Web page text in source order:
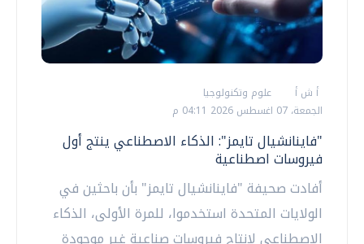
أ ش أ
علوم وتكنولوجيا
الجمعة، 07 اغسطس 2026 04:11 م
"فاينانشيال تايمز": الذكاء الاصطناعي ينتج أول
فيروسات اصطناعية
أفادت صحيفة "فاينانشيال تايمز" بأن باحثين في
الولايات المتحدة استخدموا، للمرة الأولى، الذكاء
الاصطناعي لإنتاج فيروسات صناعية غير موجودة